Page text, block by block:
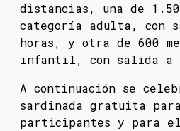
distancias, una de
categoría adulta, con
horas, y otra de 600
infantil, con salida a
A continuación se
sardinada gratuita
participantes y para